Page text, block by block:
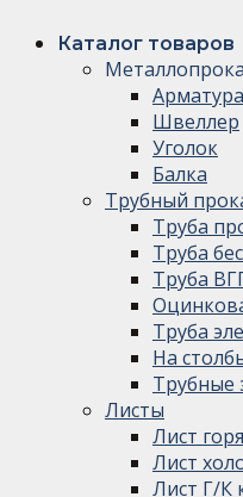
Каталог товаров
Арматура
Швеллер
Уголок
Балка
Трубный
Труба
Труба
Труба
Труба
На
Трубные
Листы
Лист
Лист
Лист Г/К